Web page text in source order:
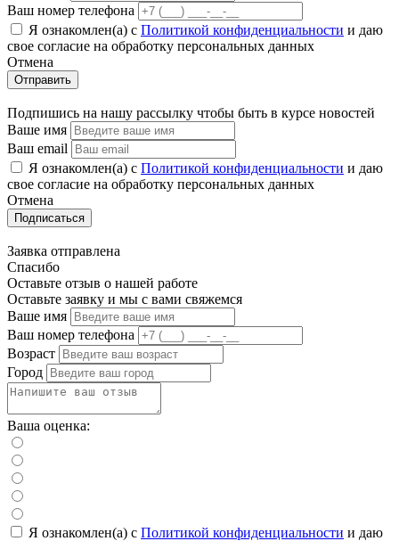
Ваш номер телефона
Я ознакомлен(а) с Политикой конфиденциальности и даю
свое cогласие на обработку персональных данных
Отмена
Отправить
Подпишись на нашу рассылку чтобы быть в курсе новостей
Ваше имя
Ваш email
Я ознакомлен(а) с Политикой конфиденциальности и даю
свое cогласие на обработку персональных данных
Отмена
Подписаться
Заявка отправлена
Спасибо
Оставьте отзыв о нашей работе
Оставьте заявку и мы с вами свяжемся
Ваше имя
Ваш номер телефона
Возраст
Город
Ваша оценка:
Я ознакомлен(а) с Политикой конфиденциальности и даю